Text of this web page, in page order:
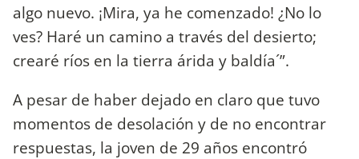
algo nuevo. ¡Mira, ya he comenzado! ¿No lo
ves? Haré un camino a través del desierto;
crearé ríos en la tierra árida y baldía´”.
A pesar de haber dejado en claro que tuvo
momentos de desolación y de no encontrar
respuestas, la joven de 29 años encontró